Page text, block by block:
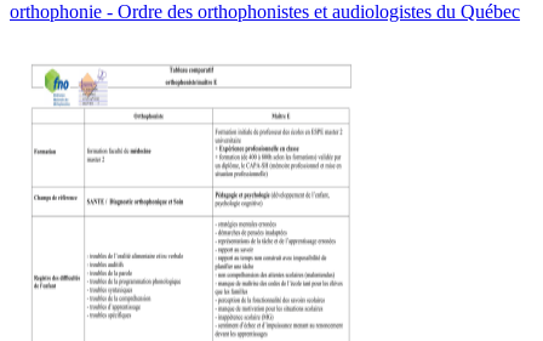
orthophonie - Ordre des orthophonistes et audiologistes du Québec